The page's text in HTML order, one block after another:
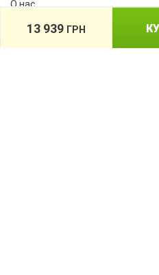
О нас
13 939 ГРН